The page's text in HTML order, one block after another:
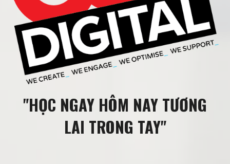
"HỌC NGAY HÔM NAY TƯƠNG
LAI TRONG TAY"